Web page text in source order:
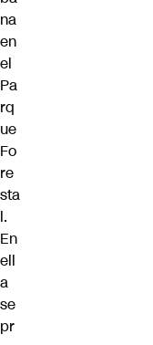
na
en
el
Pa
rq
ue
Fo
re
sta
l.
En
ell
a
se
pr